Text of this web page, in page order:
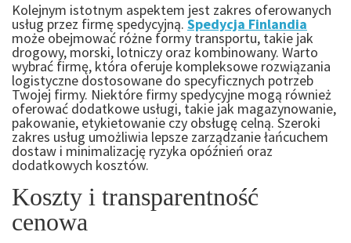
Kolejnym istotnym aspektem jest zakres oferowanych
usług przez firmę spedycyjną. Spedycja Finlandia
może obejmować różne formy transportu, takie jak
drogowy, morski, lotniczy oraz kombinowany. Warto
wybrać firmę, która oferuje kompleksowe rozwiązania
logistyczne dostosowane do specyficznych potrzeb
Twojej firmy. Niektóre firmy spedycyjne mogą również
oferować dodatkowe usługi, takie jak magazynowanie,
pakowanie, etykietowanie czy obsługę celną. Szeroki
zakres usług umożliwia lepsze zarządzanie łańcuchem
dostaw i minimalizację ryzyka opóźnień oraz
dodatkowych kosztów.
Koszty i transparentność
cenowa